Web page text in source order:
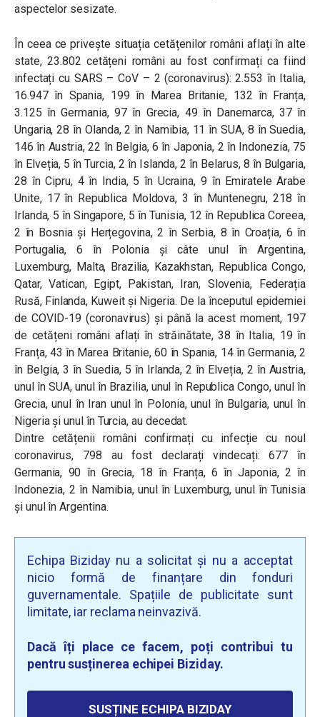
aspectelor sesizate.
În ceea ce privește situația cetățenilor români aflați în alte
state, 23.802 cetățeni români au fost confirmați ca fiind
infectați cu SARS – CoV – 2 (coronavirus): 2.553 în Italia,
16.947 în Spania, 199 în Marea Britanie, 132 în Franța,
3.125 în Germania, 97 în Grecia, 49 în Danemarca, 37 în
Ungaria, 28 în Olanda, 2 în Namibia, 11 în SUA, 8 în Suedia,
146 în Austria, 22 în Belgia, 6 în Japonia, 2 în Indonezia, 75
în Elveția, 5 în Turcia, 2 în Islanda, 2 în Belarus, 8 în Bulgaria,
28 în Cipru, 4 în India, 5 în Ucraina, 9 în Emiratele Arabe
Unite, 17 în Republica Moldova, 3 în Muntenegru, 218 în
Irlanda, 5 în Singapore, 5 în Tunisia, 12 în Republica Coreea,
2 în Bosnia și Herțegovina, 2 în Serbia, 8 în Croația, 6 în
Portugalia, 6 în Polonia și câte unul în Argentina,
Luxemburg, Malta, Brazilia, Kazakhstan, Republica Congo,
Qatar, Vatican, Egipt, Pakistan, Iran, Slovenia, Federația
Rusă, Finlanda, Kuweit și Nigeria. De la începutul epidemiei
de COVID-19 (coronavirus) și până la acest moment, 197
de cetățeni români aflați în străinătate, 38 în Italia, 19 în
Franța, 43 în Marea Britanie, 60 în Spania, 14 în Germania, 2
în Belgia, 3 în Suedia, 5 în Irlanda, 2 în Elveția, 2 în Austria,
unul în SUA, unul în Brazilia, unul în Republica Congo, unul în
Grecia, unul în Iran unul în Polonia, unul în Bulgaria, unul în
Nigeria și unul în Turcia, au decedat.
Dintre cetățenii români confirmați cu infecție cu noul
coronavirus, 798 au fost declarați vindecați: 677 în
Germania, 90 în Grecia, 18 în Franța, 6 în Japonia, 2 în
Indonezia, 2 în Namibia, unul în Luxemburg, unul în Tunisia
și unul în Argentina.
Echipa Biziday nu a solicitat și nu a acceptat
nicio formă de finanțare din fonduri
guvernamentale. Spațiile de publicitate sunt
limitate, iar reclama neinvazivă.
Dacă îți place ce facem, poți contribui tu
pentru susținerea echipei Biziday.
SUSȚINE ECHIPA BIZIDAY